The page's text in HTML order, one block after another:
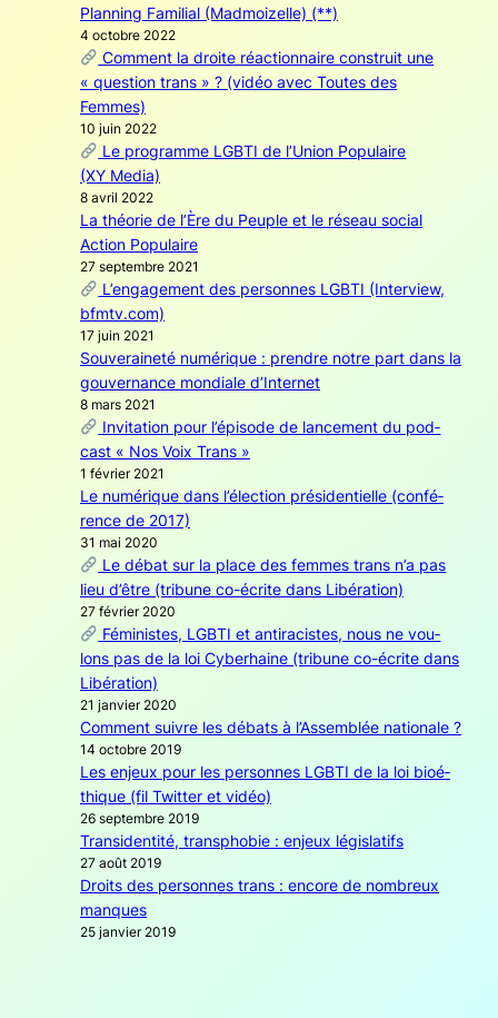
Plan­ning Fami­lial (Mad­moi­zelle) (**)
4 octobre 2022
Com­ment la droite réac­tion­naire construit une
« ques­tion trans » ? (vidéo avec Toutes des
Femmes)
10 juin 2022
Le pro­gramme LGBTI de l’Union Popu­laire
(XY Media)
8 avril 2022
La théo­rie de l’Ère du Peuple et le réseau social
Action Popu­laire
27 sep­tembre 2021
L’engagement des per­sonnes LGBTI (Inter­view,
bfmtv.com)
17 juin 2021
Sou­ve­rai­ne­té numé­rique : prendre notre part dans la
gou­ver­nance mon­diale d’Internet
8 mars 2021
Invi­ta­tion pour l’épisode de lan­ce­ment du pod­
cast « Nos Voix Trans »
1 février 2021
Le numé­rique dans l’élection pré­si­den­tielle (confé­
rence de 2017)
31 mai 2020
Le débat sur la place des femmes trans n’a pas
lieu d’être (tri­bune co-écrite dans Libé­ra­tion)
27 février 2020
Fémi­nistes, LGBTI et anti­ra­cistes, nous ne vou­
lons pas de la loi Cybe­rhaine (tri­bune co-écrite dans
Libé­ra­tion)
21 jan­vier 2020
Com­ment suivre les débats à l’Assemblée natio­nale ?
14 octobre 2019
Les enjeux pour les per­sonnes LGBTI de la loi bioé­
thique (fil Twit­ter et vidéo)
26 sep­tembre 2019
Tran­si­den­ti­té, trans­pho­bie : enjeux légis­la­tifs
27 août 2019
Droits des per­sonnes trans : encore de nom­breux
manques
25 jan­vier 2019